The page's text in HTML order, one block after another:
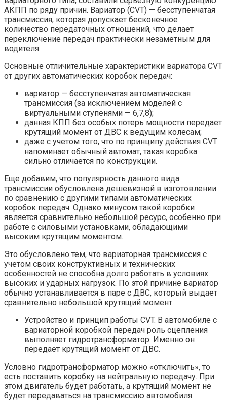
АКПП по ряду причин. Вариатор (CVT) — бесступенчатая
трансмиссия, которая допускает бесконечное
количество передаточных отношений, что делает
переключение передач практически незаметным для
водителя.
Основные отличительные характеристики вариатора CVT
от других автоматических коробок передач:
вариатор — бесступенчатая автоматическая
трансмиссия (за исключением моделей с
виртуальными ступенями — 6,7,8);
данная КПП без особых потерь мощности передает
крутящий момент от ДВС к ведущим колесам;
даже с учетом того, что по принципу действия CVT
напоминает обычный автомат, такая коробка
сильно отличается по конструкции.
Еще добавим, что популярность данного вида
трансмиссии обусловлена дешевизной в изготовлении
по сравнению с другими типами автоматических
коробок передач. Однако минусом такой коробки
является сравнительно небольшой ресурс, особенно при
работе с силовыми установками, обладающими
высоким крутящим моментом.
Это обусловлено тем, что вариаторная трансмиссия с
учетом своих конструктивных и технических
особенностей не способна долго работать в условиях
высоких и ударных нагрузок. По этой причине вариатор
обычно устанавливается в паре с ДВС, который выдает
сравнительно небольшой крутящий момент.
Устройство и принцип работы CVT. В автомобиле с
вариаторной коробкой передач роль сцепления
выполняет гидротрансформатор. Именно он
передает крутящий момент от ДВС.
Условно гидротрансформатор можно «отключить», то
есть поставить коробку на нейтральную передачу. При
этом двигатель будет работать, а крутящий момент не
будет передаваться на трансмиссию автомобиля.